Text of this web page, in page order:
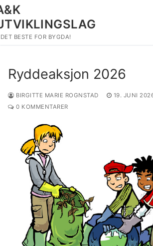
Hopp
til
innholdet
BESTE FOR BYGDA!
Ryddeaksjon 2026
BIRGITTE MARIE ROGNSTAD
19. JUNI
0 KOMMENTARER